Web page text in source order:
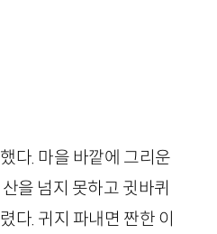
다. 마을 바깥에 그리운
을 넘지 못하고 귓바퀴
다. 귀지 파내면 짠한 이